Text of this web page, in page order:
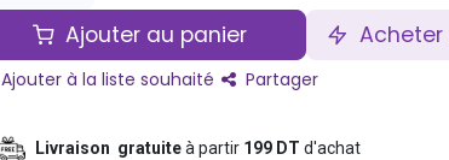
Ajouter au panier
Ajouter à la liste souhaité Partager
Livraison gratuiteà partir 199 DTd'achat